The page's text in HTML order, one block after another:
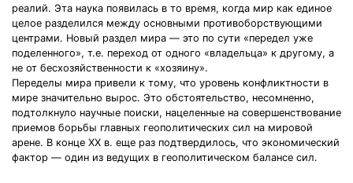
реалий. Эта наука появилась в то время, когда мир как единое
целое разделился между основными противоборствующими
центрами. Новый раздел мира — это по сути «передел уже
поделенного», т.е. переход от одного «владельца» к другому, а
не от бесхозяйственности к «хозяину».
Переделы мира привели к тому, что уровень конфликтности в
мире значительно вырос. Это обстоятельство, несомненно,
подтолкнуло научные поиски, нацеленные на совершенствование
приемов борьбы главных геополитических сил на мировой
арене. В конце XX в. еще раз подтвердилось, что экономический
фактор — один из ведущих в геополитическом балансе сил.